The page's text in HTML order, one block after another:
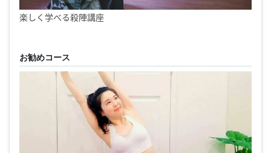
楽しく学べる殺陣講座
お勧めコース